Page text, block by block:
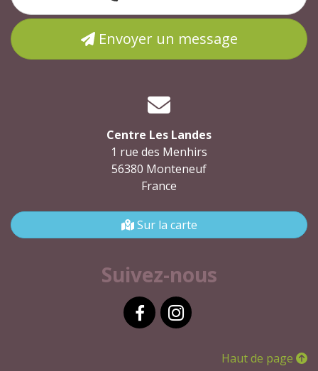
Envoyer un message
Centre Les Landes
1 rue des Menhirs
56380 Monteneuf
France
Sur la carte
Suivez-nous
Haut de page